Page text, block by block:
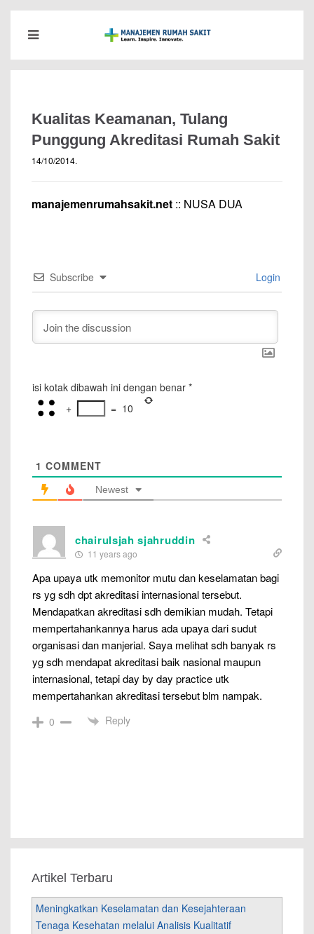
Kualitas Keamanan, Tulang
Punggung Akreditasi Rumah Sakit
14/10/2014.
manajemenrumahsakit.net :: NUSA DUA
Subscribe Login
isi kotak dibawah ini dengan benar *
+
= 10
1 COMMENT
Newest
chairulsjah sjahruddin
11 years ago
Apa upaya utk memonitor mutu dan keselamatan bagi
rs yg sdh dpt akreditasi internasional tersebut.
Mendapatkan akreditasi sdh demikian mudah. Tetapi
mempertahankannya harus ada upaya dari sudut
organisasi dan manjerial. Saya melihat sdh banyak rs
yg sdh mendapat akreditasi baik nasional maupun
internasional, tetapi day by day practice utk
mempertahankan akreditasi tersebut blm nampak.
0 Reply
Artikel Terbaru
Meningkatkan Keselamatan dan Kesejahteraan
Tenaga Kesehatan melalui Analisis Kualitatif